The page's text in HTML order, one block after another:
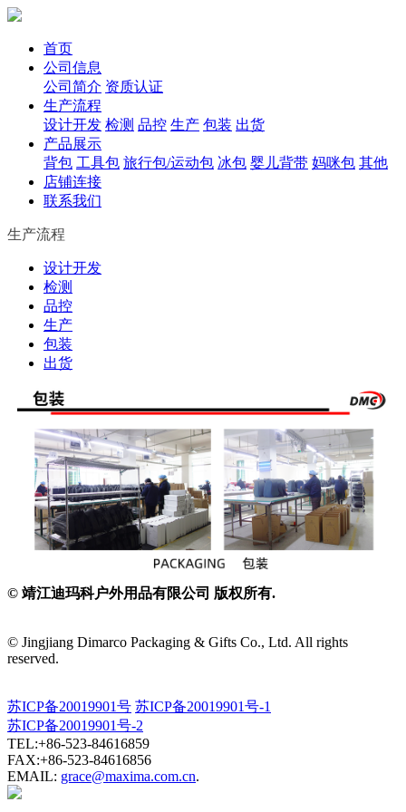
首页
公司信息
公司简介 资质认证
生产流程
设计开发 检测 品控 生产 包装 出货
产品展示
背包 工具包 旅行包/运动包 冰包 婴儿背带 妈咪包 其他
店铺连接
联系我们
生产流程
设计开发
检测
品控
生产
包装
出货
© 靖江迪玛科户外用品有限公司 版权所有.
© Jingjiang Dimarco Packaging & Gifts Co., Ltd. All rights
reserved.
苏ICP备20019901号 苏ICP备20019901号-1
苏ICP备20019901号-2
TEL:+86-523-84616859
FAX:+86-523-84616856
EMAIL: grace@maxima.com.cn.